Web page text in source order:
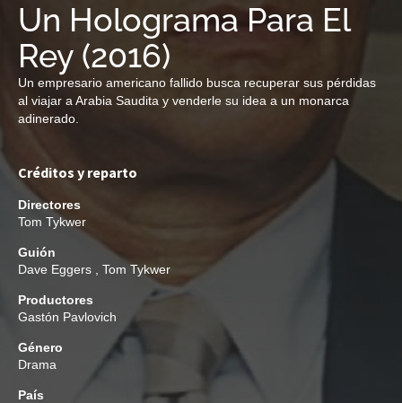
Un Holograma Para El
Rey (2016)
Un empresario americano fallido busca recuperar sus pérdidas
al viajar a Arabia Saudita y venderle su idea a un monarca
adinerado.
Créditos y reparto
Directores
Tom Tykwer
Guión
Dave Eggers
Tom Tykwer
Productores
Gastón Pavlovich
Género
Drama
País